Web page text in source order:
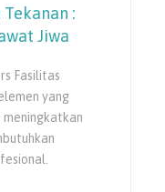
:
Jiwa
Fasilitas
yang